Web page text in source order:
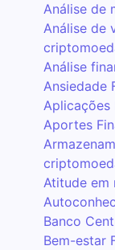
Análise de
Análise de
Análise
Ansiedade
Aplicações
Aportes
Atitude em
Banco
Bem-estar